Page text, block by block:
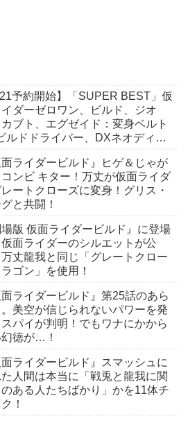
21予約開始】「SUPER BEST」仮
ダーゼロワン、ビルド、ジオ
カブト、エグゼイド：変身ベルト
ルドドライバー、DXネオディケ
点！
面ライダービルド』ヒゲ＆じゃが
ンビ キター！万丈が仮面ライダ
ートクローズに変身！グリス・
と共闘！
場版 仮面ライダービルド』に登場
面ライダーのシルエットが公
万丈龍我と同じ「グレートクロー
ゴン」を使用！
面ライダービルド』第25話のあら
美空が信じられないパワーを発
パイが判明！でもワナにかから
徳が…！
面ライダービルド』スマッシュに
た人間は本当に「戦兎と龍我に関
ある人たちばかり」かを11体チ
！